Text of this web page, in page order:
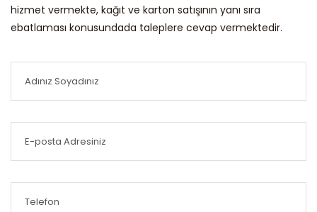
hizmet vermekte, kağıt ve karton satışının yanı sıra
ebatlaması konusundada taleplere cevap vermektedir.